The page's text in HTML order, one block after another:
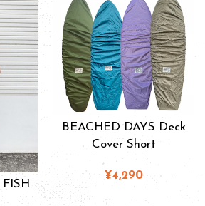
BEACHED DAYS Deck
Cover Short
¥4,290